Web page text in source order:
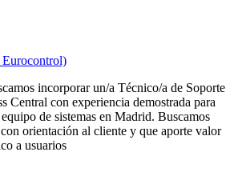
Eurocontrol)
incorporar un/a Técnico/a de Soporte
Central con experiencia demostrada para
de sistemas en Madrid. Buscamos
orientación al cliente y que aporte valor
a usuarios